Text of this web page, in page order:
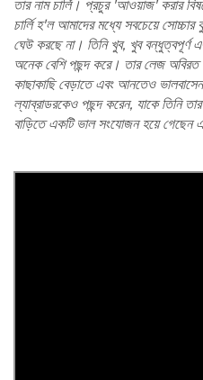
তার নাম চার্লি। প্রচুর 'আওয়াজ' করার
চার্লি হ'ল আমাদের মধ্যে সবচেয়ে
ঘেউ করছে না। তিনি খুব, খুব বন্ধুত্বপূর্ণ
অনেক বেশি পছন্দ করে। তার লেজ অবিরত
কাছাকাছি বেড়াতে এবং আনতেও
ল্যাব্রাডরকেও পছন্দ করেন, যাকে তিনি
বাড়িতে একটি ভাল সংযোজন হয়ে